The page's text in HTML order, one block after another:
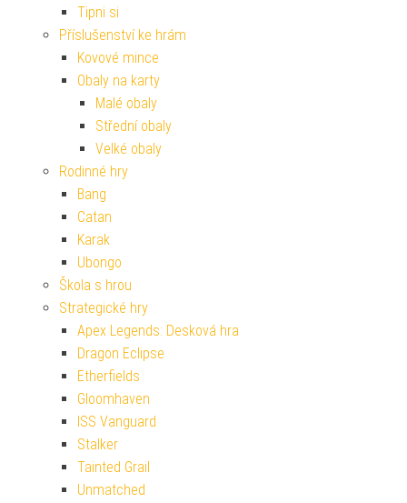
Tipni si
Příslušenství ke hrám
Kovové mince
Obaly na karty
Malé obaly
Střední obaly
Velké obaly
Rodinné hry
Bang
Catan
Karak
Ubongo
Škola s hrou
Strategické hry
Apex Legends: Desková hra
Dragon Eclipse
Etherfields
Gloomhaven
ISS Vanguard
Stalker
Tainted Grail
Unmatched